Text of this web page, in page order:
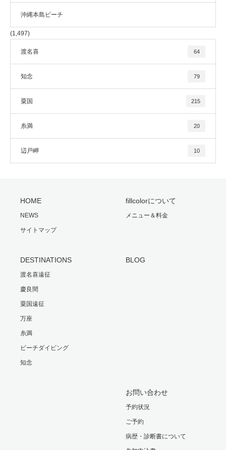
沖縄本島ビーチ
(1,497)
渡名喜 64
知念 79
粟国 215
糸満 20
辺戸岬 10
HOME
NEWS
サイトマップ
fillcolorについて
メニュー＆料金
DESTINATIONS
渡名喜遠征
慶良間
粟国遠征
万座
糸満
ビーチダイビング
知念
BLOG
お問い合わせ
予約状況
ご予約
病歴・診断書について